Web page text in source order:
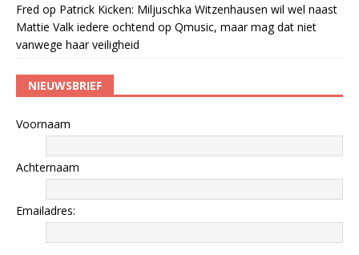
Fred op Patrick Kicken: Miljuschka Witzenhausen wil wel naast
Mattie Valk iedere ochtend op Qmusic, maar mag dat niet
vanwege haar veiligheid
NIEUWSBRIEF
Voornaam
Achternaam
Emailadres: